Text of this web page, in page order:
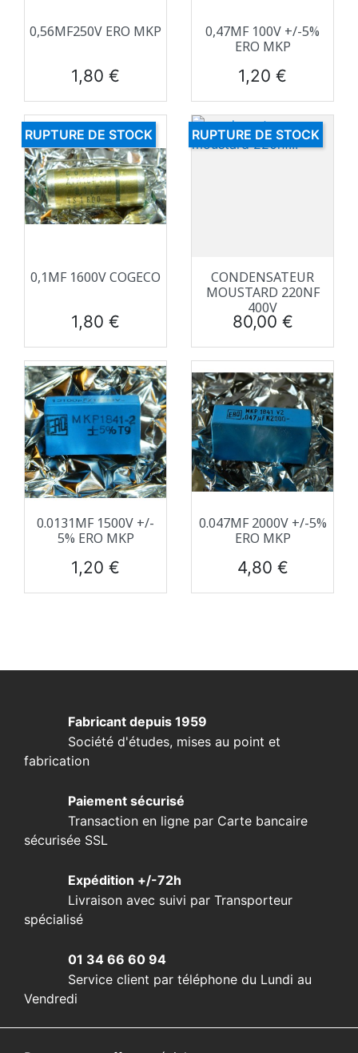
0,56ΜF250V ERO MKP
Prix
1,80 €
0,47ΜF 100V +/-5%
ERO MKP
Prix
1,20 €
0,1ΜF 1600V COGECO
Prix
1,80 €
RUPTURE DE STOCK
CONDENSATEUR
MOUSTARD 220NF
400V
Prix
80,00 €
RUPTURE DE STOCK
0.0131ΜF 1500V +/-
5% ERO MKP
Prix
1,20 €
0.047ΜF 2000V +/-5%
ERO MKP
Prix
4,80 €
Fabricant depuis 1959
Société d'études, mises au point et
fabrication
Paiement sécurisé
Transaction en ligne par Carte bancaire
sécurisée SSL
Expédition +/-72h
Livraison avec suivi par Transporteur
spécialisé
01 34 66 60 94
Service client par téléphone du Lundi au
Vendredi